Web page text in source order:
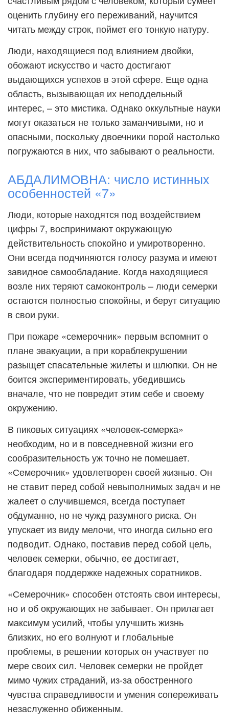
оценить глубину его переживаний, научится
читать между строк, поймет его тонкую натуру.
Люди, находящиеся под влиянием двойки,
обожают искусство и часто достигают
выдающихся успехов в этой сфере. Еще одна
область, вызывающая их неподдельный
интерес, – это мистика. Однако оккультные науки
могут оказаться не только заманчивыми, но и
опасными, поскольку двоечники порой настолько
погружаются в них, что забывают о реальности.
АБДАЛИМОВНА: число истинных
особенностей «7»
Люди, которые находятся под воздействием
цифры 7, воспринимают окружающую
действительность спокойно и умиротворенно.
Они всегда подчиняются голосу разума и имеют
завидное самообладание. Когда находящиеся
возле них теряют самоконтроль – люди семерки
остаются полностью спокойны, и берут ситуацию
в свои руки.
При пожаре «семерочник» первым вспомнит о
плане эвакуации, а при кораблекрушении
разыщет спасательные жилеты и шлюпки. Он не
боится экспериментировать, убедившись
вначале, что не повредит этим себе и своему
окружению.
В пиковых ситуациях «человек-семерка»
необходим, но и в повседневной жизни его
сообразительность уж точно не помешает.
«Семерочник» удовлетворен своей жизнью. Он
не ставит перед собой невыполнимых задач и не
жалеет о случившемся, всегда поступает
обдуманно, но не чужд разумного риска. Он
упускает из виду мелочи, что иногда сильно его
подводит. Однако, поставив перед собой цель,
человек семерки, обычно, ее достигает,
благодаря поддержке надежных соратников.
«Семерочник» способен отстоять свои интересы,
но и об окружающих не забывает. Он прилагает
максимум усилий, чтобы улучшить жизнь
близких, но его волнуют и глобальные
проблемы, в решении которых он участвует по
мере своих сил. Человек семерки не пройдет
мимо чужих страданий, из-за обостренного
чувства справедливости и умения сопереживать
незаслуженно обиженным.